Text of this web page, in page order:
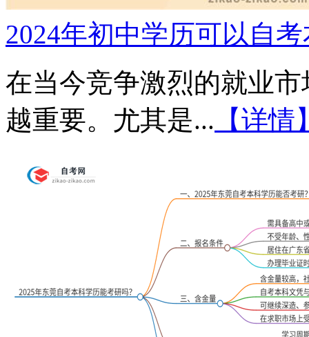
2024年初中学历可以自
在当今竞争激烈的就业
越重要。尤其是... 【详情